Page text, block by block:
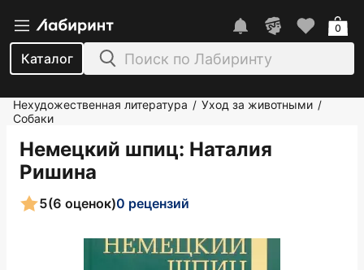
Каталог
0
Нехудожественная литература / Уход за животными /
Собаки
Немецкий шпиц: Наталия
Ришина
5(6 оценок)0 рецензий